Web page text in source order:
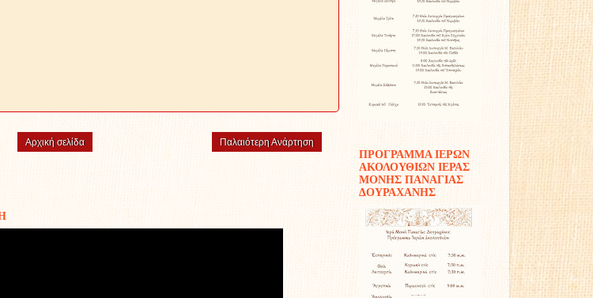
Παλαιότερη Ανάρτηση
Αρχική σελίδα
ΠΡΟΓΡΑΜΜΑ ΙΕΡΩΝ
ΑΚΟΛΟΥΘΙΩΝ ΙΕΡΑΣ
ΜΟΝΗΣ ΠΑΝΑΓΙΑΣ
ΔΟΥΡΑΧΑΝΗΣ